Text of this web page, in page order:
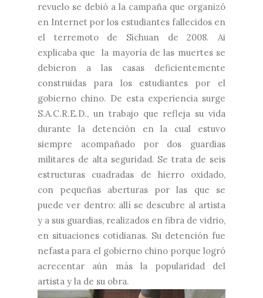
revuelo se debió a la campaña que organizó
en Internet por los estudiantes fallecidos en
el terremoto de Sichuan de 2008. Ai
explicaba que la mayoría de las muertes se
debieron a las casas deficientemente
construidas para los estudiantes por el
gobierno chino. De esta experiencia surge
S.A.C.R.E.D., un trabajo que refleja su vida
durante la detención en la cual estuvo
siempre acompañado por dos guardias
militares de alta seguridad. Se trata de seis
estructuras cuadradas de hierro oxidado,
con pequeñas aberturas por las que se
puede ver dentro: allí se descubre al artista
y a sus guardias, realizados en fibra de vidrio,
en situaciones cotidianas. Su detención fue
nefasta para el gobierno chino porque logró
acrecentar aún más la popularidad del
artista y la de su obra.